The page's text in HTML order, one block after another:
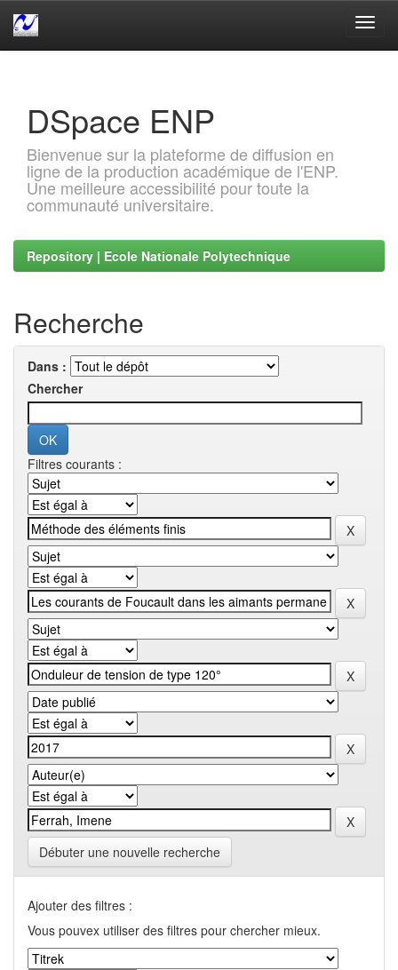
DSpace ENP
Bienvenue sur la plateforme de diffusion en
ligne de la production académique de l'ENP.
Une meilleure accessibilité pour toute la
communauté universitaire.
Repository | Ecole Nationale Polytechnique
Recherche
Dans :
Chercher
Filtres courants :
Débuter une nouvelle recherche
Ajouter des filtres :
Vous pouvex utiliser des filtres pour chercher mieux.